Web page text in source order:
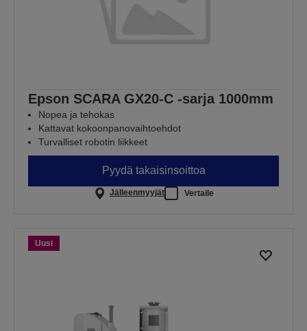
Epson SCARA GX20-C -sarja 1000mm
Nopea ja tehokas
Kattavat kokoonpanovaihtoehdot
Turvalliset robotin liikkeet
Pyydä takaisinsoittoa
Jälleenmyyjät Vertaile
Uusi